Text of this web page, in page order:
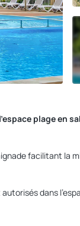
l'espace plage en
facilitant la
dans